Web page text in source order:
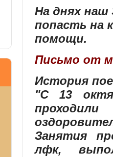
На днях наш
попасть на
помощи.
Письмо от
История
"С 13
Занятия
лфк,